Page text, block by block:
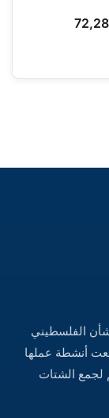
الشهداء في قطاع غزة إلى 72,289
الفلسطيني
أنشطة عملها
لجمع الشتات